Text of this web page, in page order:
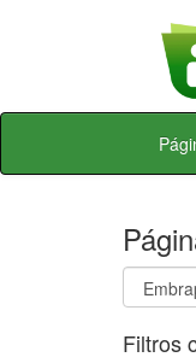
Skip
Filtros